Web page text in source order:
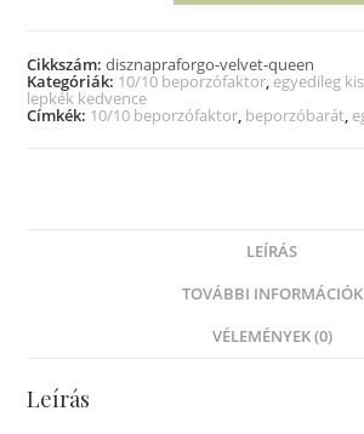
Cikkszám:disznapraforgo-velvet-queen
Kategóriák: 10/10 beporzófaktor egyedileg
lepkék kedvence
Címkék: 10/10 beporzófaktor beporzóbarát
LEÍRÁS
TOVÁBBI INFORMÁCIÓK
VÉLEMÉNYEK (0)
Leírás